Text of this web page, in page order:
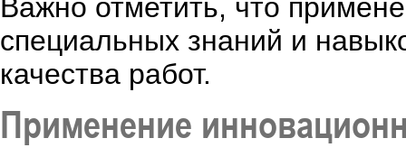
Важно отметить, что
специальных знаний и
качества работ.
Применение